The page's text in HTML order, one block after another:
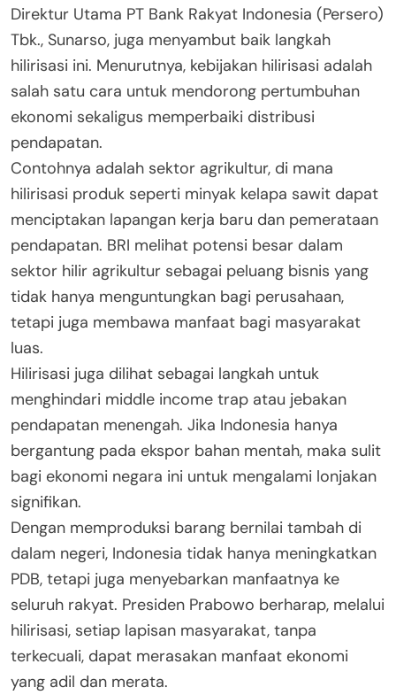
Direktur Utama PT Bank Rakyat Indonesia (Persero)
Tbk., Sunarso, juga menyambut baik langkah
hilirisasi ini. Menurutnya, kebijakan hilirisasi adalah
salah satu cara untuk mendorong pertumbuhan
ekonomi sekaligus memperbaiki distribusi
pendapatan.
Contohnya adalah sektor agrikultur, di mana
hilirisasi produk seperti minyak kelapa sawit dapat
menciptakan lapangan kerja baru dan pemerataan
pendapatan. BRI melihat potensi besar dalam
sektor hilir agrikultur sebagai peluang bisnis yang
tidak hanya menguntungkan bagi perusahaan,
tetapi juga membawa manfaat bagi masyarakat
luas.
Hilirisasi juga dilihat sebagai langkah untuk
menghindari middle income trap atau jebakan
pendapatan menengah. Jika Indonesia hanya
bergantung pada ekspor bahan mentah, maka sulit
bagi ekonomi negara ini untuk mengalami lonjakan
signifikan.
Dengan memproduksi barang bernilai tambah di
dalam negeri, Indonesia tidak hanya meningkatkan
PDB, tetapi juga menyebarkan manfaatnya ke
seluruh rakyat. Presiden Prabowo berharap, melalui
hilirisasi, setiap lapisan masyarakat, tanpa
terkecuali, dapat merasakan manfaat ekonomi
yang adil dan merata.